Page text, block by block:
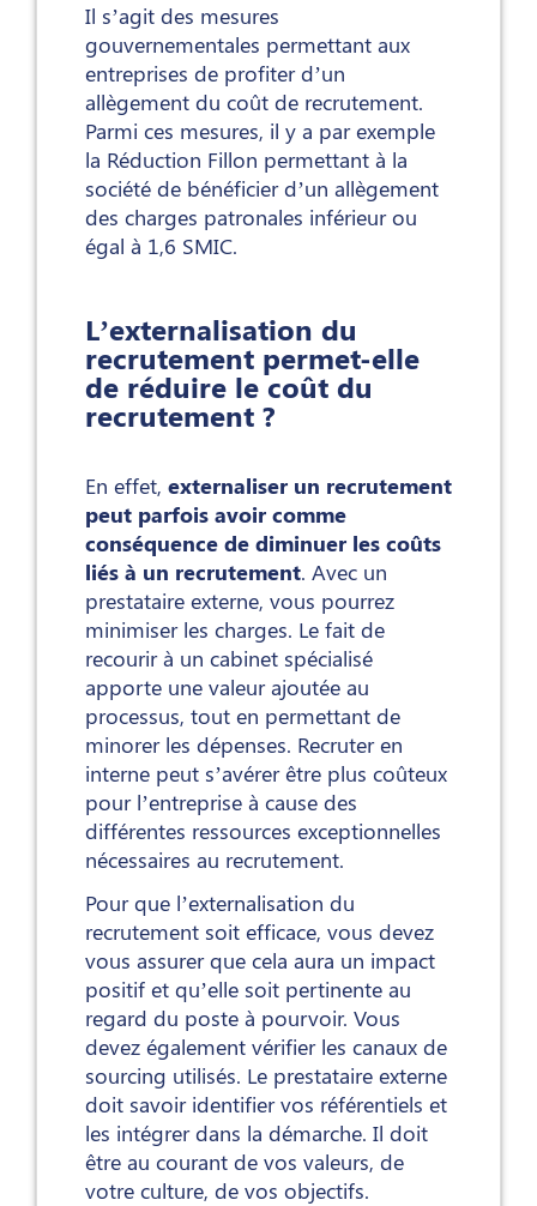
Il s’agit des mesures
gouvernementales permettant aux
entreprises de profiter d’un
allègement du coût de recrutement.
Parmi ces mesures, il y a par exemple
la Réduction Fillon permettant à la
société de bénéficier d’un allègement
des charges patronales inférieur ou
égal à 1,6 SMIC.
L’externalisation du
recrutement permet-elle
de réduire le coût du
recrutement ?
En effet, externaliser un recrutement
peut parfois avoir comme
conséquence de diminuer les coûts
liés à un recrutement. Avec un
prestataire externe, vous pourrez
minimiser les charges. Le fait de
recourir à un cabinet spécialisé
apporte une valeur ajoutée au
processus, tout en permettant de
minorer les dépenses. Recruter en
interne peut s’avérer être plus coûteux
pour l’entreprise à cause des
différentes ressources exceptionnelles
nécessaires au recrutement.
Pour que l’externalisation du
recrutement soit efficace, vous devez
vous assurer que cela aura un impact
positif et qu’elle soit pertinente au
regard du poste à pourvoir. Vous
devez également vérifier les canaux de
sourcing utilisés. Le prestataire externe
doit savoir identifier vos référentiels et
les intégrer dans la démarche. Il doit
être au courant de vos valeurs, de
votre culture, de vos objectifs.